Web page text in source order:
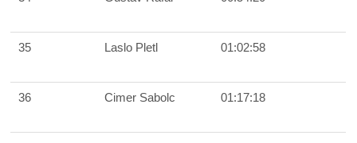
35 Laslo Pletl 01:02:58
36 Cimer Sabolc 01:17:18